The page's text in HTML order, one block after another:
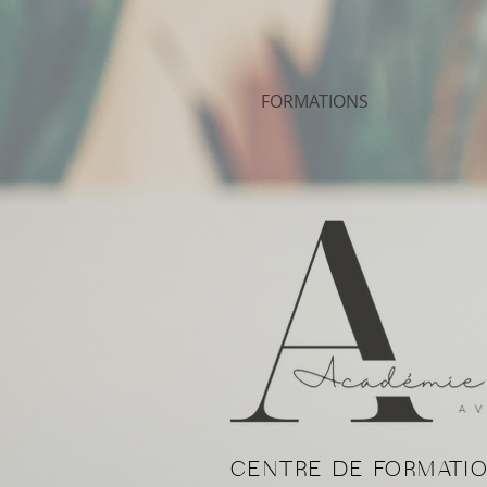
FORMATIONS
CENTRE DE